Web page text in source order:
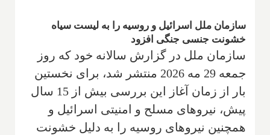
سازمان ملل اسرائیل و روسیه را به لیست سیاه
خشونت جنسی جنگی افزود
سازمان ملل در گزارش سالانه خود که روز
جمعه 29 مه 2026 منتشر شد، برای نخستین
بار از زمان آغاز این بررسی بیش از 15 سال
پیش، نیروهای مسلح و امنیتی اسرائیل و
همچنین نیروهای روسیه را به دلیل خشونت